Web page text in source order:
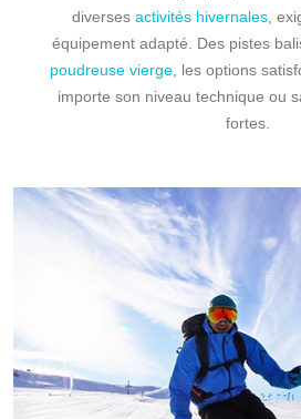
diverses activités hivernales,
équipement adapté. Des pistes
poudreuse vierge, les options
importe son niveau technique ou
fortes.